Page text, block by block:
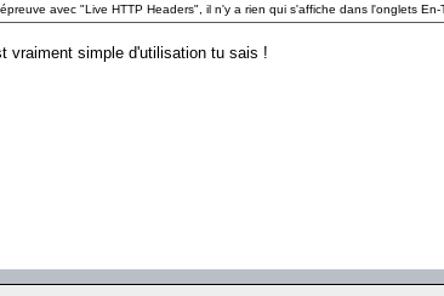
avec "Live HTTP Headers", il n'y a rien qui s'affiche dans l'onglets En-
vraiment simple d'utilisation tu sais !